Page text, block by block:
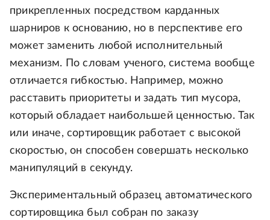
прикрепленных посредством карданных
шарниров к основанию, но в перспективе его
может заменить любой исполнительный
механизм. По словам ученого, система вообще
отличается гибкостью. Например, можно
расставить приоритеты и задать тип мусора,
который обладает наибольшей ценностью. Так
или иначе, сортировщик работает с высокой
скоростью, он способен совершать несколько
манипуляций в секунду.
Экспериментальный образец автоматического
сортировщика был собран по заказу